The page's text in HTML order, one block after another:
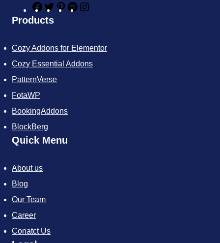
F
a
c
o
k
T
w
e
P
r
s
S
p
f
g
a
Products
Cozy Addons for Elementor
Cozy Essential Addons
PatternVerse
FotaWP
BookingAddons
BlockBerg
Quick Menu
About us
Blog
Our Team
Career
Conatct Us